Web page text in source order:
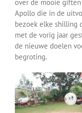
over de mooie
Apollo die in de
bezoek elke shilling
met de vorig jaar
de nieuwe doelen
begroting.